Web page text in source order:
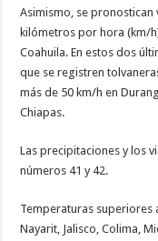
Asimismo, se
kilómetros por hora (km/
Coahuila. En estos dos
que se registren
más de 50 km/h en
Chiapas.
Las precipitaciones y los
números 41 y 42.
Temperaturas superiores
Nayarit, Jalisco, Colima,